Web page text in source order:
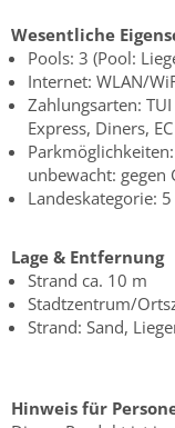
Wesentliche
Pools: 3 (Pool:
Internet: WLAN/
Zahlungsarten:
Express, Diners,
unbewacht: gegen
Landeskategorie:
Lage & Entfernung
Strand ca. 10 m
Stadtzentrum/
Strand: Sand,
Hinweis für